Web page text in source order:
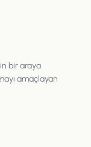
bir araya
amaçlayan